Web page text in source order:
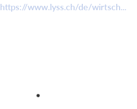
https://www.lyss.ch/de/wirtsch...